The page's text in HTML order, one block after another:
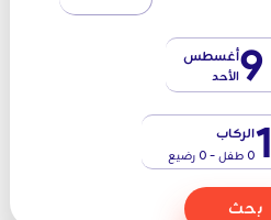
9أغسطس
الأحد
1الركاب
0 طفل - 0 رضيع
بحث